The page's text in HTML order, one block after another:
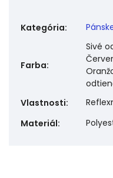
Kategória:
Farba:
Sivé
Vlastnosti:
Materiál: